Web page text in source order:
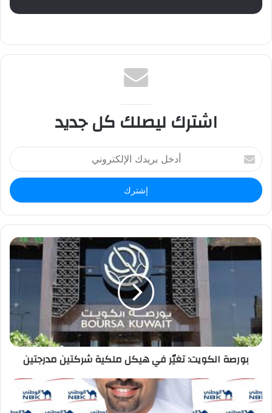
اشترك ليصلك كل جديد
أ
د
خ
ل
ر
د
ك
إ
ل
ك
ت
ر
بورصة الكويت: تغيّر في هيكل ملكية شركتين مدرجتين